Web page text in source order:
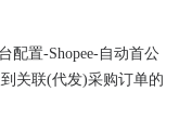
配置-Shopee-自动首公
关联(代发)采购订单的